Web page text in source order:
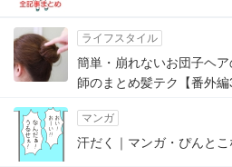
ライフスタイル
簡単・崩れないお団子ヘ
師のまとめ髪テク【番外編
マンガ
汗だく｜マンガ・ぴんとこ